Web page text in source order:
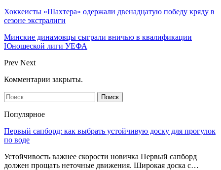
Хоккеисты «Шахтера» одержали двенадцатую победу кряду в
сезоне экстралиги
Минские динамовцы сыграли вничью в квалификации
Юношеской лиги УЕФА
Prev Next
Комментарии закрыты.
Популярное
Первый сапборд: как выбрать устойчивую доску для прогулок
по воде
Устойчивость важнее скорости новичка Первый сапборд
должен прощать неточные движения. Широкая доска с…